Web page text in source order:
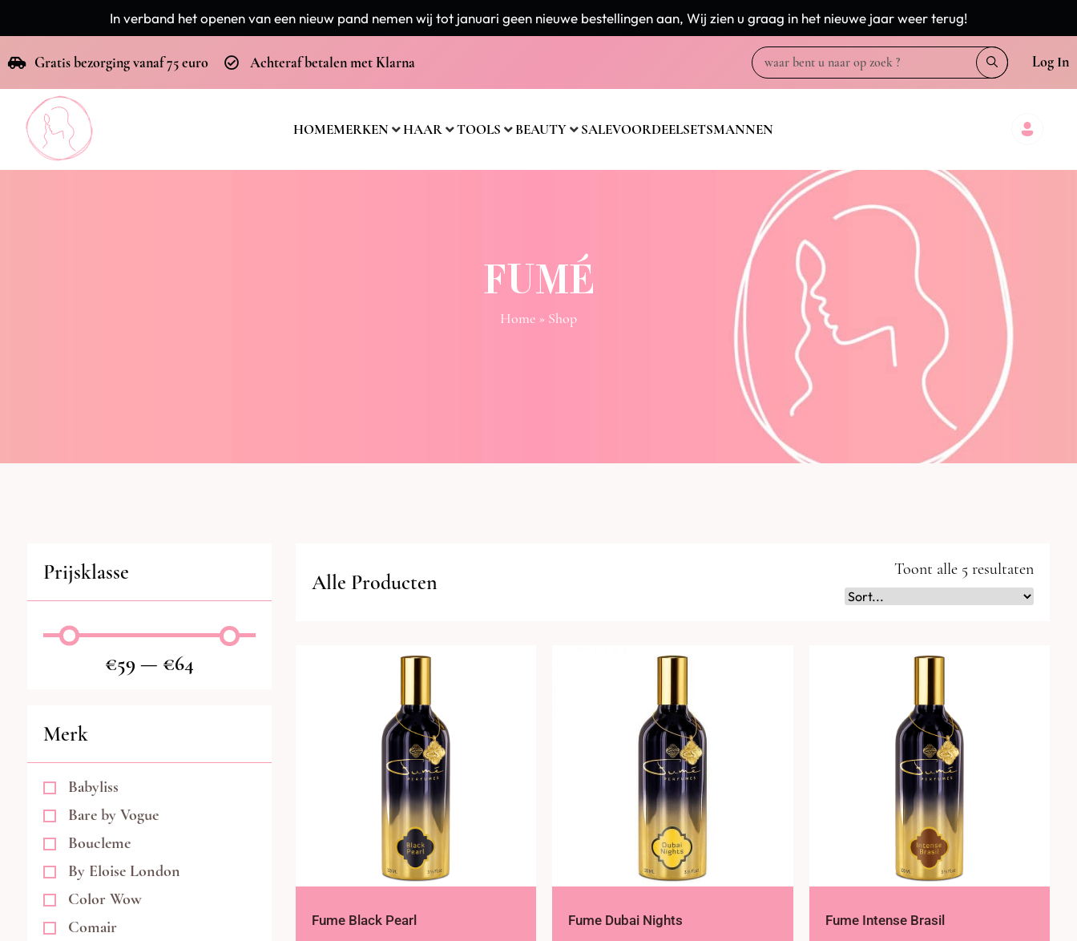
In verband het openen van een nieuw pand nemen wij tot januari geen nieuwe bestellingen aan, Wij zien u graag in het nieuwe jaar weer terug!
Gratis bezorging vanaf 75 euro Achteraf betalen met Klarna Log In
HOMEMERKEN HAAR TOOLS BEAUTY SALEVOORDEELSETSMANNEN
FUMÉ
Home » Shop
Prijsklasse
€59 — €64
Merk
Babyliss
Bare by Vogue
Boucleme
By Eloise London
Color Wow
Comair
Alle Producten
Toont alle 5 resultaten
Fume Black Pearl Fume Dubai Nights Fume Intense Brasil